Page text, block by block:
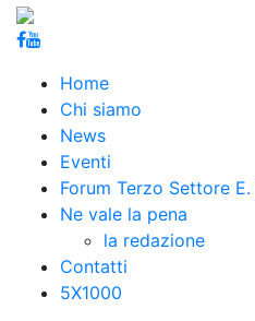
Home
Chi siamo
News
Eventi
Forum Terzo Settore E.
Ne vale la pena
la redazione
Contatti
5X1000